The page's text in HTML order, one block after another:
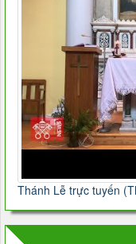
Thánh Lễ trực tuyến